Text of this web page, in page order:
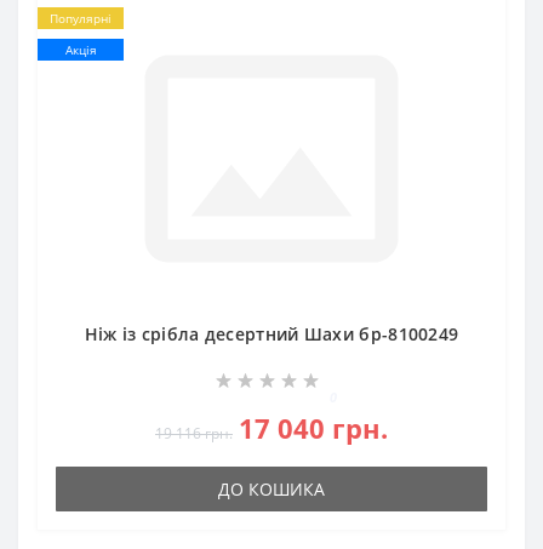
Популярні
Акція
Ніж із срібла десертний Шахи бр-8100249
19 116 грн. 17 040 грн.
ДО КОШИКА